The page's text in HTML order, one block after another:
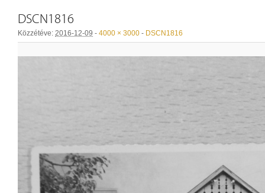
DSCN1816
Közzétéve: 2016-12-09 - 4000 × 3000 - DSCN1816